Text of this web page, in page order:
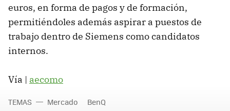
euros, en forma de pagos y de formación,
permitiéndoles además aspirar a puestos de
trabajo dentro de Siemens como candidatos
internos.
Vía | aecomo
TEMAS Mercado BenQ